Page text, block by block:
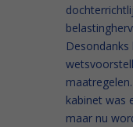
kabinet was
maar nu